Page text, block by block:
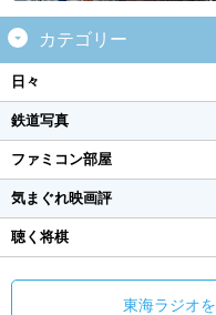
カテゴリー
日々
鉄道写真
ファミコン部屋
気まぐれ映画評
聴く将棋
東海ラジオを